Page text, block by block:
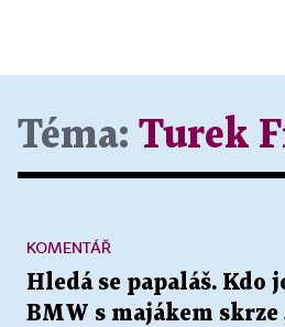
Téma: Turek
Hledá se papaláš. Kdo
BMW s majákem
KOMENTÁŘ